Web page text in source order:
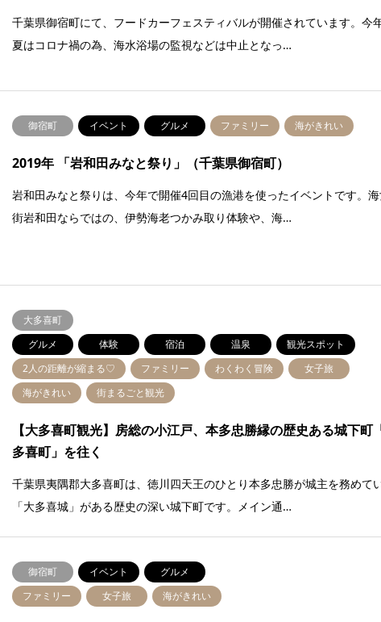
千葉県御宿町にて、フードカーフェスティバルが開催されています。今
夏はコロナ禍の為、海水浴場の監視などは中止となっ…
御宿町 イベント グルメ ファミリー 海がきれい
2019年 「岩和田みなと祭り」（千葉県御宿町）
岩和田みなと祭りは、今年で開催4回目の漁港を使ったイベントです。
街岩和田ならではの、伊勢海老つかみ取り体験や、海…
大多喜町
グルメ
体験 宿泊 温泉
観光スポット
2人の距離が縮まる♡
ファミリー わくわく冒険
女子旅
海がきれい
街まるごと観光
【大多喜町観光】房総の小江戸、本多忠勝縁の歴史ある城下町
多喜町」を往く
千葉県夷隅郡大多喜町は、徳川四天王のひとり本多忠勝が城主を務めて
「大多喜城」がある歴史の深い城下町です。メイン通…
御宿町 イベント
グルメ
ファミリー
女子旅 海がきれい